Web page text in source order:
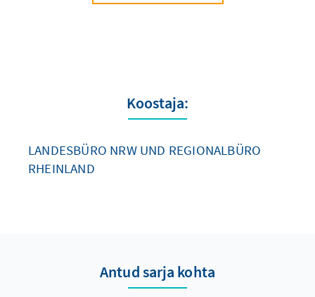
Koostaja:
LANDESBÜRO NRW UND REGIONALBÜRO
RHEINLAND
Antud sarja kohta